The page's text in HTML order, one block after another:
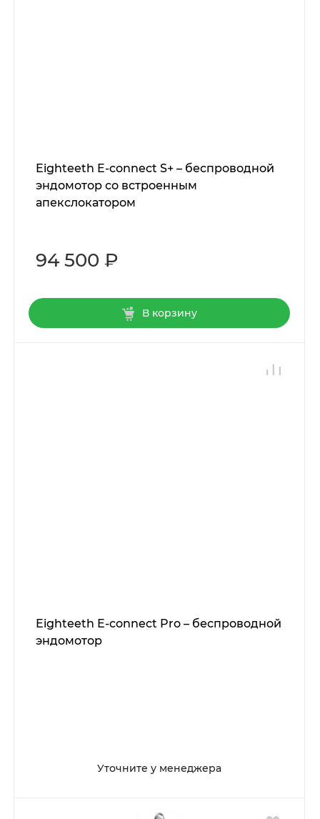
Eighteeth E-connect S+ – беспроводной
эндомотор со встроенным
апекслокатором
94 500 ₽
В корзину
Eighteeth E-connect Pro – беспроводной
эндомотор
Уточните у менеджера